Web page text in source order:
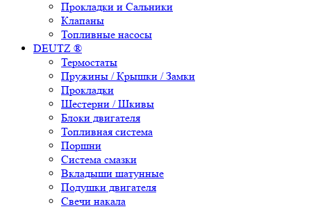
Прокладки и Сальники
Клапаны
Топливные насосы
DEUTZ ®
Термостаты
Пружины / Крышки / Замки
Прокладки
Шестерни / Шкивы
Блоки двигателя
Топливная система
Поршни
Система смазки
Вкладыши шатунные
Подушки двигателя
Свечи накала